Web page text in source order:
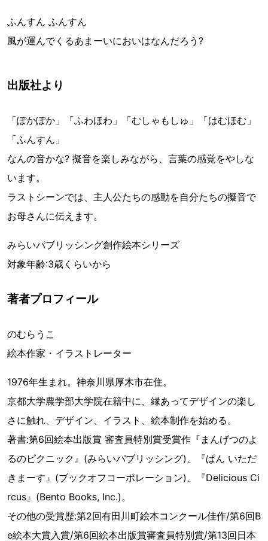
ふんすん ふんすん
風が運んでくるあまーいにおいはなんだろう?
出版社より
「ぽかぽか」「ふわほわ」「むしゃもしゅ」「はむほむ」
「ふんすん」
なんの音かな? 擬音を楽しみながら、言葉の感覚をやしな
います。
ラストシーンでは、主人公たちの感動を自分たちの擬音で
お母さんに伝えます。
みらいパブリッシング創作絵本シリーズ
対象年齢:3歳くらいから
著者プロフィール
のむらうこ
絵本作家・イラストレーター
1976年生まれ。神奈川県厚木市在住。
京都大学農学部大学院在籍中に、縁あってデザインの楽し
さに触れ、デザイン、イラスト、絵本制作を始める。
著書:第6回絵本出版賞 審査員特別賞受賞作『まんげつのよ
るのピクニック』(みらいパブリッシング)、『ぱん いただ
きまーす』(ブックオフコーポレーション)、『Delicious Ci
rcus』(Bento Books, Inc.)。
その他の受賞歴:第2回有田川町絵本コンクール佳作/第6回B
e絵本大賞入賞/第6回絵本出版賞審査員特別賞/第13回日本